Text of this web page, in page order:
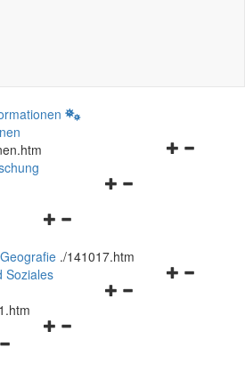
Navigationsmenü
Navigationsmenü
und
schließen
./141017.htm
Navigationsmenü
Soziales
Navigationsmenü